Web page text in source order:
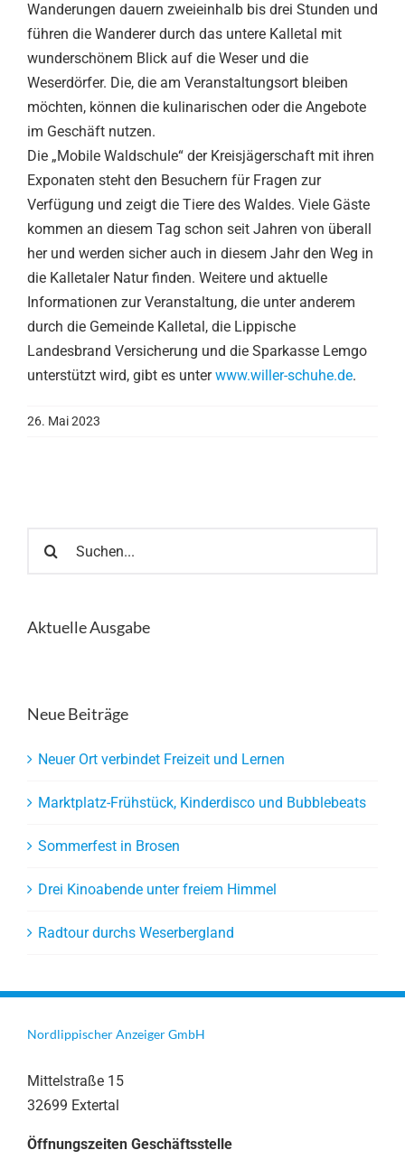
Wanderungen dauern zweieinhalb bis drei Stunden und
führen die Wanderer durch das untere Kalletal mit
wunderschönem Blick auf die Weser und die
Weserdörfer. Die, die am Veranstaltungsort bleiben
möchten, können die kulinarischen oder die Angebote
im Geschäft nutzen.
Die „Mobile Waldschule“ der Kreisjägerschaft mit ihren
Exponaten steht den Besuchern für Fragen zur
Verfügung und zeigt die Tiere des Waldes. Viele Gäste
kommen an diesem Tag schon seit Jahren von überall
her und werden sicher auch in diesem Jahr den Weg in
die Kalletaler Natur finden. Weitere und aktuelle
Informationen zur Veranstaltung, die unter anderem
durch die Gemeinde Kalletal, die Lippische
Landesbrand Versicherung und die Sparkasse Lemgo
unterstützt wird, gibt es unterwww.willer-schuhe.de.
26. Mai 2023
nach:
Aktuelle Ausgabe
Neue Beiträge
Neuer Ort verbindet Freizeit und Lernen
Marktplatz-Frühstück, Kinderdisco und Bubblebeats
Sommerfest in Brosen
Drei Kinoabende unter freiem Himmel
Radtour durchs Weserbergland
Nordlippischer Anzeiger GmbH
Mittelstraße 15
32699 Extertal
Öffnungszeiten Geschäftsstelle